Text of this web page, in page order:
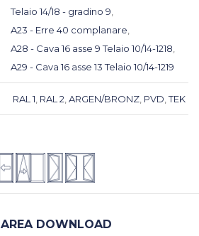
Telaio 14/18 - gradino 9,
A23 - Erre 40 complanare,
A28 - Cava 16 asse 9 Telaio 10/14-1218,
A29 - Cava 16 asse 13 Telaio 10/14-1219
RAL 1, RAL 2,ARGEN/BRONZ, PVD,TEK
AREA DOWNLOAD